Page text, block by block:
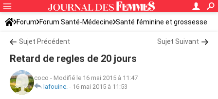
Forum Forum Santé-Médecine Santé féminine et grossesse
Ovulation
Sujet Précédent Sujet Suivant
Retard de regles de 20 jours
coco - Modifié le 16 mai 2015 à 11:47
lafouine. - 16 mai 2015 à 11:53